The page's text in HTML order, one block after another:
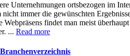
Unternehmungen ortsbezogen im
nicht immer die gewünschten
Webpräsens findet man meist
... Read more